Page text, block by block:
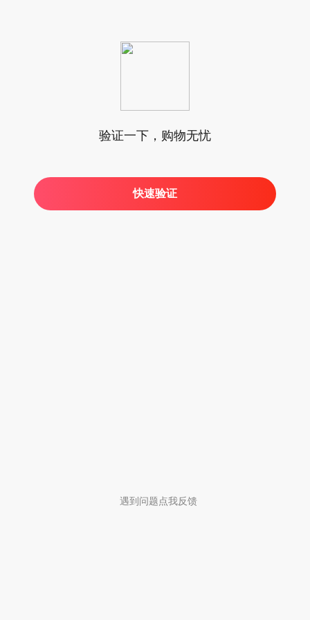
验证一下，购物无忧
快速验证
遇到问题点我反馈